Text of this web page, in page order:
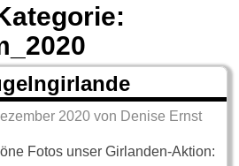
2020 von Denise Ernst
Fotos unser Girlanden-Aktion: